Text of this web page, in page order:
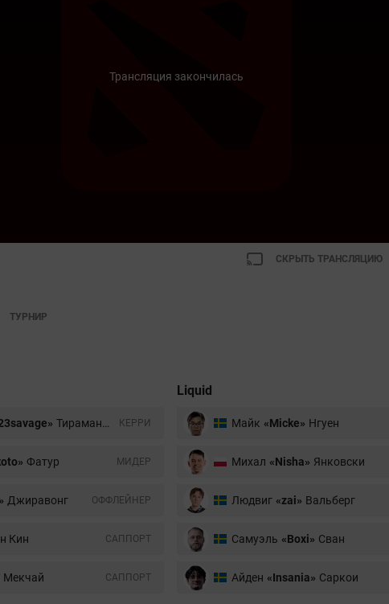
Трансляция закончилась
СКРЫТЬ ТРАНСЛЯЦИЮ
ТУРНИР
Тираманон КЕРРИ
Фатур МИДЕР
Джиравонг ОФФЛЕЙНЕР
Кин CАППОРТ
Мекчай CАППОРТ
Liquid
Майк «Micke» Нгуен
Михал «Nisha» Янковски
Людвиг «zai» Вальберг
Самуэль «Boxi» Сван
Айден «Insania» Саркои